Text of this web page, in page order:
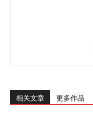
相关文章 更多作品